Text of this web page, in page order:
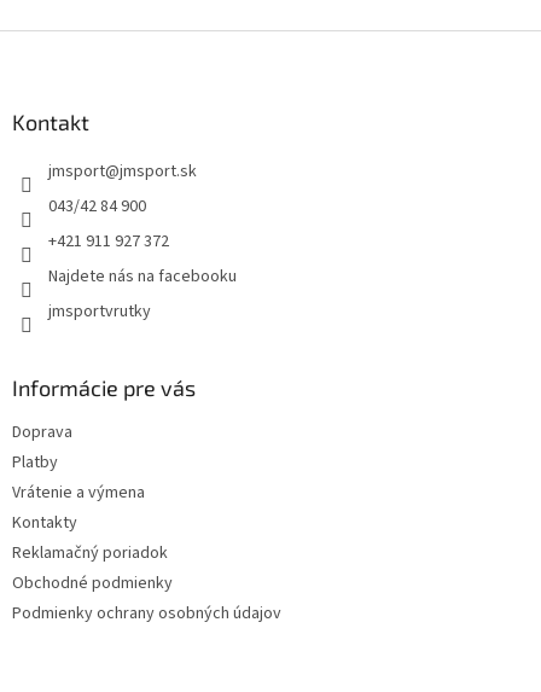
Kontakt
jmsport@jmsport.sk
043/42 84 900
+421 911 927 372
Najdete nás na facebooku
jmsportvrutky
Informácie pre vás
Doprava
Platby
Vrátenie a výmena
Kontakty
Reklamačný poriadok
Obchodné podmienky
Podmienky ochrany osobných údajov